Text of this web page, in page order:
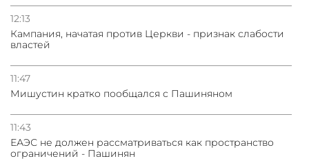
12:13
Кампания, начатая против Церкви - признак слабости
властей
11:47
Мишустин кратко пообщался с Пашиняном
11:43
ЕАЭС не должен рассматриваться как пространство
ограничений - Пашинян